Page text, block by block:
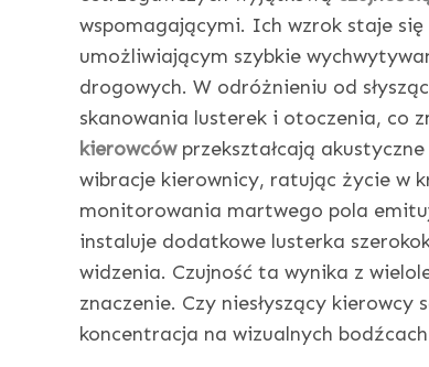
wspomagającymi. Ich wzrok staje
umożliwiającym szybkie
drogowych. W odróżnieniu od
skanowania lusterek i otoczenia, co
kierowcówprzekształcają
wibracje kierownicy, ratując życie w
monitorowania martwego pola
instaluje dodatkowe lusterka
widzenia. Czujność ta wynika z
znaczenie. Czy niesłyszący kierowcy
koncentracja na wizualnych